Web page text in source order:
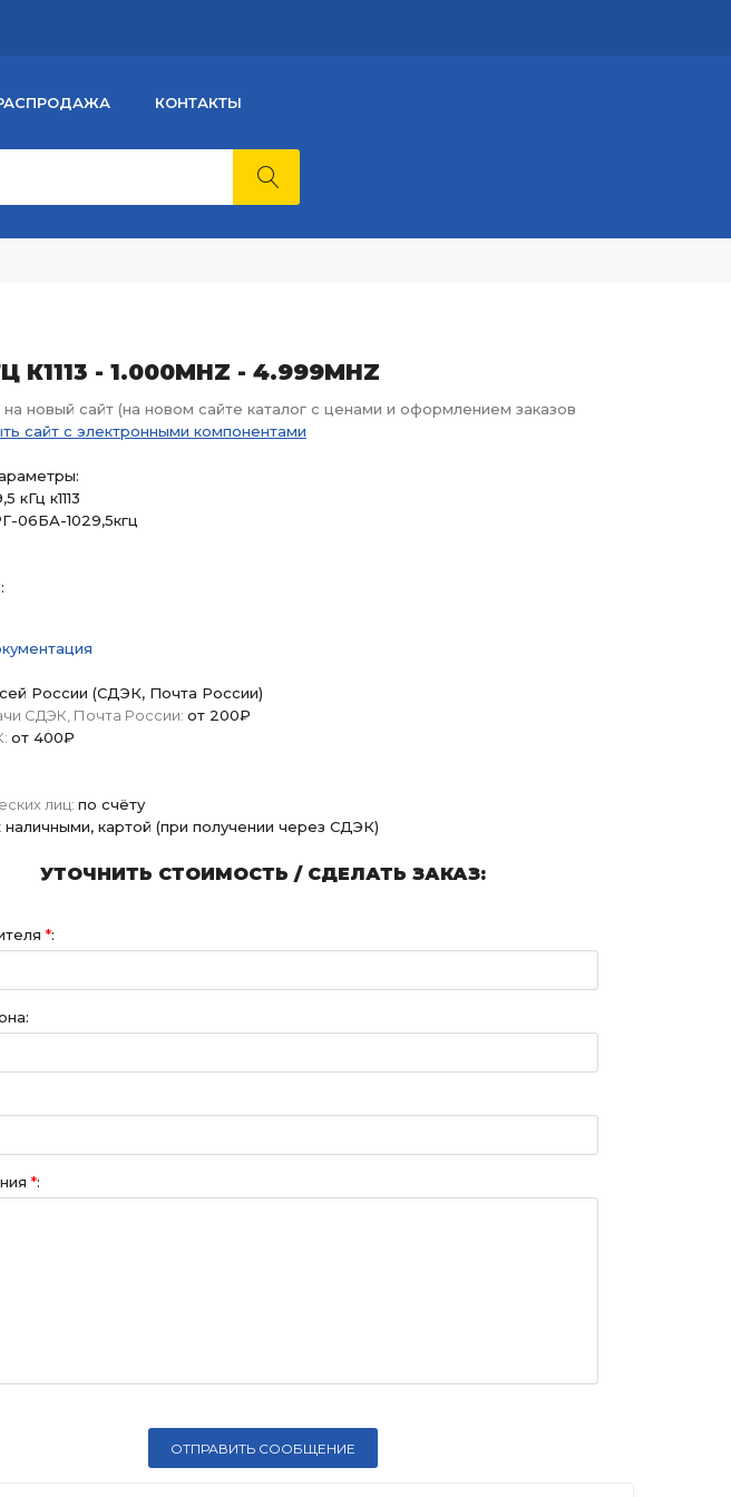
КОНТАКТЫ
К1113 - 1.000MHZ - 4.999MHZ
новый сайт (на новом сайте каталог с ценами и оформлением заказов
сайт с электронными компонентами
кГц к1113
06БА-1029,5кгц
России (СДЭК, Почта России)
СДЭК, Почта России: от 200₽
от 400₽
лиц: по счёту
наличными, картой (при получении через СДЭК)
УТОЧНИТЬ СТОИМОСТЬ / СДЕЛАТЬ ЗАКАЗ:
*:
*: